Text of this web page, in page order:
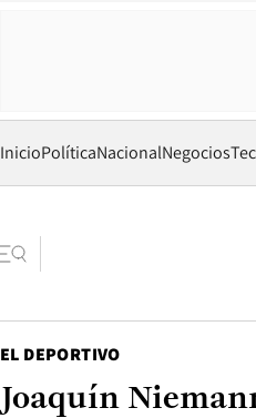
InicioPolíticaNacionalNegocios
EL DEPORTIVO
Joaquín